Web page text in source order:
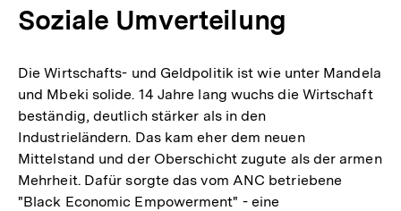
Soziale Umverteilung
Die Wirtschafts- und Geldpolitik ist wie unter Mandela
und Mbeki solide. 14 Jahre lang wuchs die Wirtschaft
beständig, deutlich stärker als in den
Industrieländern. Das kam eher dem neuen
Mittelstand und der Oberschicht zugute als der armen
Mehrheit. Dafür sorgte das vom ANC betriebene
"Black Economic Empowerment" - eine